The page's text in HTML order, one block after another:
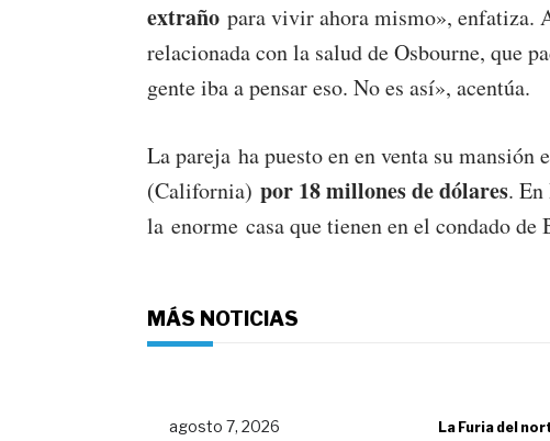
extraño para vivir ahora mismo», enfatiza.
relacionada con la salud de Osbourne, que
gente iba a pensar eso. No es así», acentúa.
La pareja ha puesto en en venta su
(California)por 18 millones de dólares.
la enorme casa que tienen en el condado de
MÁS NOTICIAS
agosto 7, 2026 La Furia del